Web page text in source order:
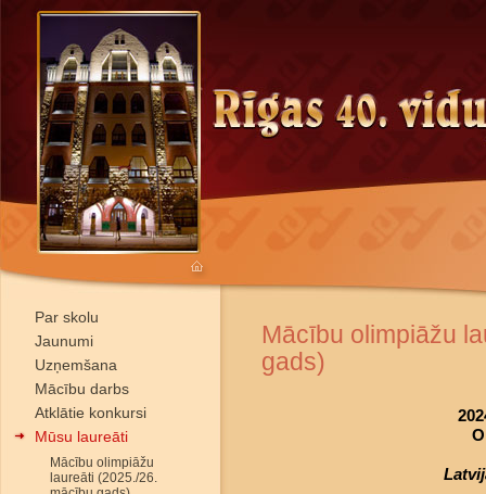
Par skolu
Jaunumi
Uzņemšana
Mācību darbs
Atklātie konkursi
Mūsu laureāti
Mācību olimpiāžu
laureāti (2025./26.
Mācību olimpiāžu
gads)